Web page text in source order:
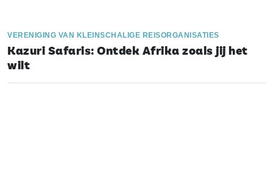
VERENIGING VAN KLEINSCHALIGE REISORGANISATIES
Kazuri Safaris: Ontdek Afrika zoals jij het
wilt